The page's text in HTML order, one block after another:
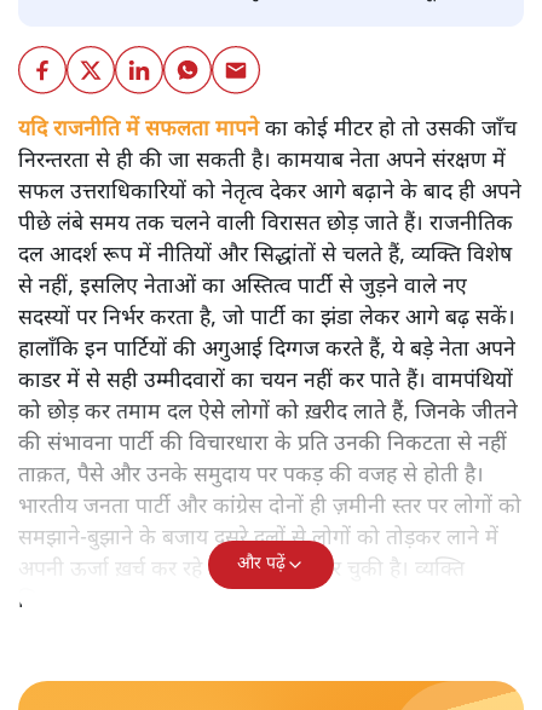
यदि राजनीति में सफलता मापनेका कोई मीटर हो तो उसकी जाँच
निरन्तरता से ही की जा सकती है। कामयाब नेता अपने संरक्षण में
सफल उत्तराधिकारियों को नेतृत्व देकर आगे बढ़ाने के बाद ही अपने
पीछे लंबे समय तक चलने वाली विरासत छोड़ जाते हैं। राजनीतिक
दल आदर्श रूप में नीतियों और सिद्धांतों से चलते हैं, व्यक्ति विशेष
से नहीं, इसलिए नेताओं का अस्तित्व पार्टी से जुड़ने वाले नए
सदस्यों पर निर्भर करता है, जो पार्टी का झंडा लेकर आगे बढ़ सकें।
हालाँकि इन पार्टियों की अगुआई दिग्गज करते हैं, ये बड़े नेता अपने
काडर में से सही उम्मीदवारों का चयन नहीं कर पाते हैं। वामपंथियों
को छोड़ कर तमाम दल ऐसे लोगों को ख़रीद लाते हैं, जिनके जीतने
की संभावना पार्टी की विचारधारा के प्रति उनकी निकटता से नहीं
ताक़त, पैसे और उनके समुदाय पर पकड़ की वजह से होती है।
भारतीय जनता पार्टी और कांग्रेस दोनों ही ज़मीनी स्तर पर लोगों को
समझाने-बुझाने के बजाय दूसरे दलों से लोगों को तोड़कर लाने में
अपनी ऊर्जा ख़र्च कर रहे हैं। विचारधारा मर चुकी है। व्यक्ति
जिन्दाबाद!
और पढ़ें